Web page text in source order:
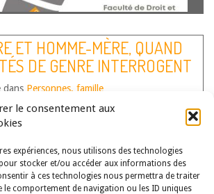
le consentement aux
expériences, nous utilisons des technologies
stocker et/ou accéder aux informations des
à ces technologies nous permettra de traiter
le comportement de navigation ou les ID uniques
Saclay (Univ Evry) Les identités de genre
l’actualité, y compris juridique : en 2020,
d’une politique publique ambitieuse
à… Lire la suite
ET HOMME-MÈRE, QUAND
DE GENRE INTERROGENT
JURIDIQUES
dans Personnes, famille
Moron-Puech